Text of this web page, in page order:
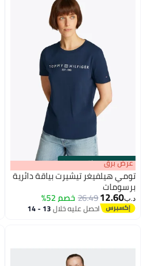
00m:00s
·باقي 100% عرض برق
تومي هيلفيغر تيشيرت بياقة دائرية
برسومات
د.ب‏12.60
26.49خصم 52%
احصل عليه خلال 13 - 14